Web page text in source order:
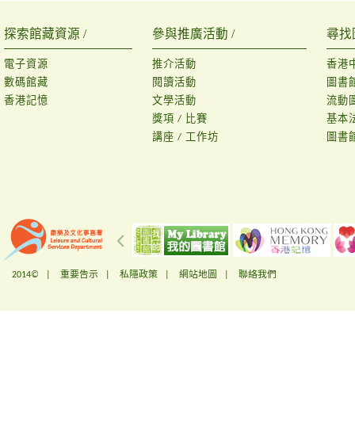
探索館藏資源 /
電子資源
數碼館藏
香港記憶
參與推廣活動 /
推介活動
閱讀活動
文學活動
獎項 / 比賽
講座 / 工作坊
尋找
香港
圖書
流動
基本
圖書
2014© | 重要告示 私隱政策 網站地圖 聯絡我們